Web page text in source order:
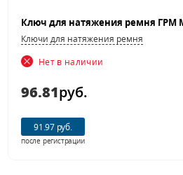
Ключ для натяжения ремня ГРМ
Ключи для натяжения ремня
Нет в наличии
96.81руб.
91.97 руб.
после регистрации